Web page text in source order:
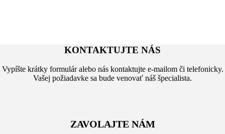
KONTAKTUJTE NÁS
Vypíšte krátky formulár alebo nás kontaktujte e-mailom či telefonicky.
Vašej požiadavke sa bude venovať náš špecialista.
ZAVOLAJTE NÁM